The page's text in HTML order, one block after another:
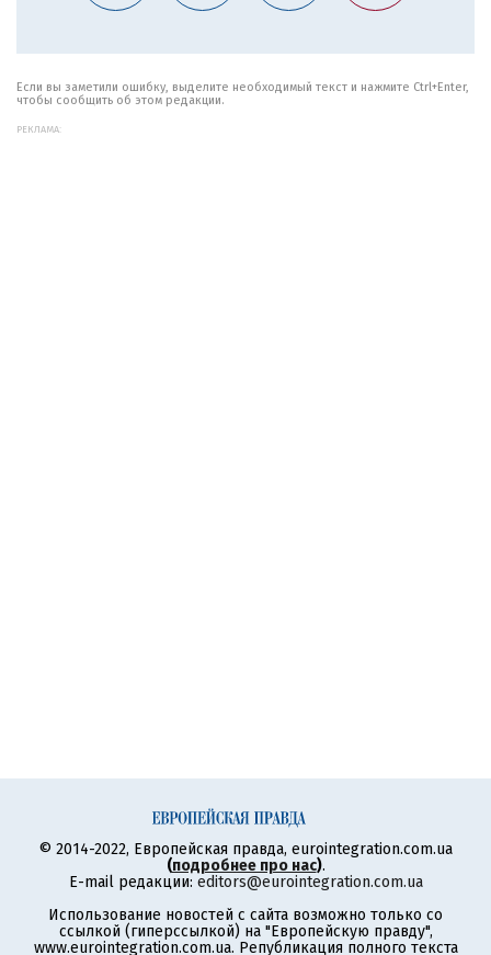
Если вы заметили ошибку, выделите необходимый текст и нажмите Ctrl+Enter,
чтобы сообщить об этом редакции.
РЕКЛАМА:
© 2014-2022, Европейская правда, eurointegration.com.ua
(подробнее про нас).
E-mail редакции: editors@eurointegration.com.ua
Использование новостей с сайта возможно только со
ссылкой (гиперссылкой) на "Европейскую правду",
www.eurointegration.com.ua. Републикация полного текста